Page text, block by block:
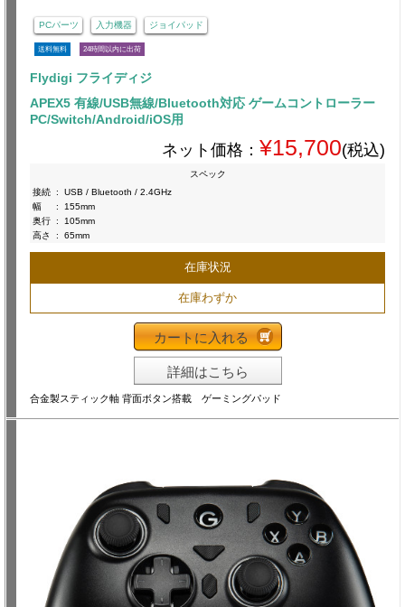
PCパーツ 入力機器 ジョイパッド
送料無料 24時間以内に出荷
Flydigi フライディジ
APEX5 有線/USB無線/Bluetooth対応 ゲームコントローラー
PC/Switch/Android/iOS用
ネット価格： ¥15,700(税込)
スペック
接続 :
USB / Bluetooth / 2.4GHz
幅
:
155mm
奥行 :
105mm
高さ
: 65mm
在庫状況
在庫わずか
カートに入れる
詳細はこちら
合金製スティック軸 背面ボタン搭載 ゲーミングパッド